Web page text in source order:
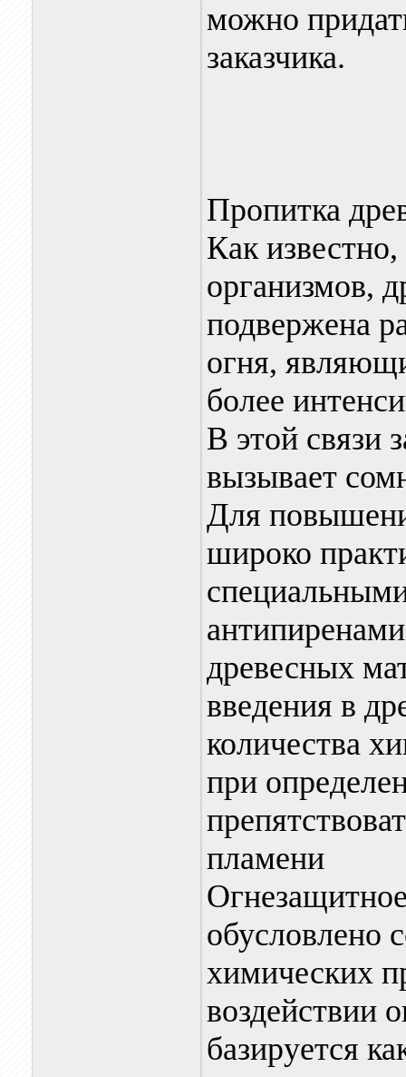
можно
заказчика.
Пропитка
Как
организмов,
подвержена
огня,
более
В этой связи
вызывает
Для
широко
древесных
введения в
количества
при
пламени
обусловлено
химических
воздействии
базируется